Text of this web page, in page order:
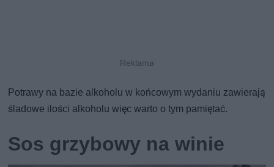
Potrawy na bazie alkoholu w końcowym wydaniu zawierają
śladowe ilości alkoholu więc warto o tym pamiętać.
Sos grzybowy na winie